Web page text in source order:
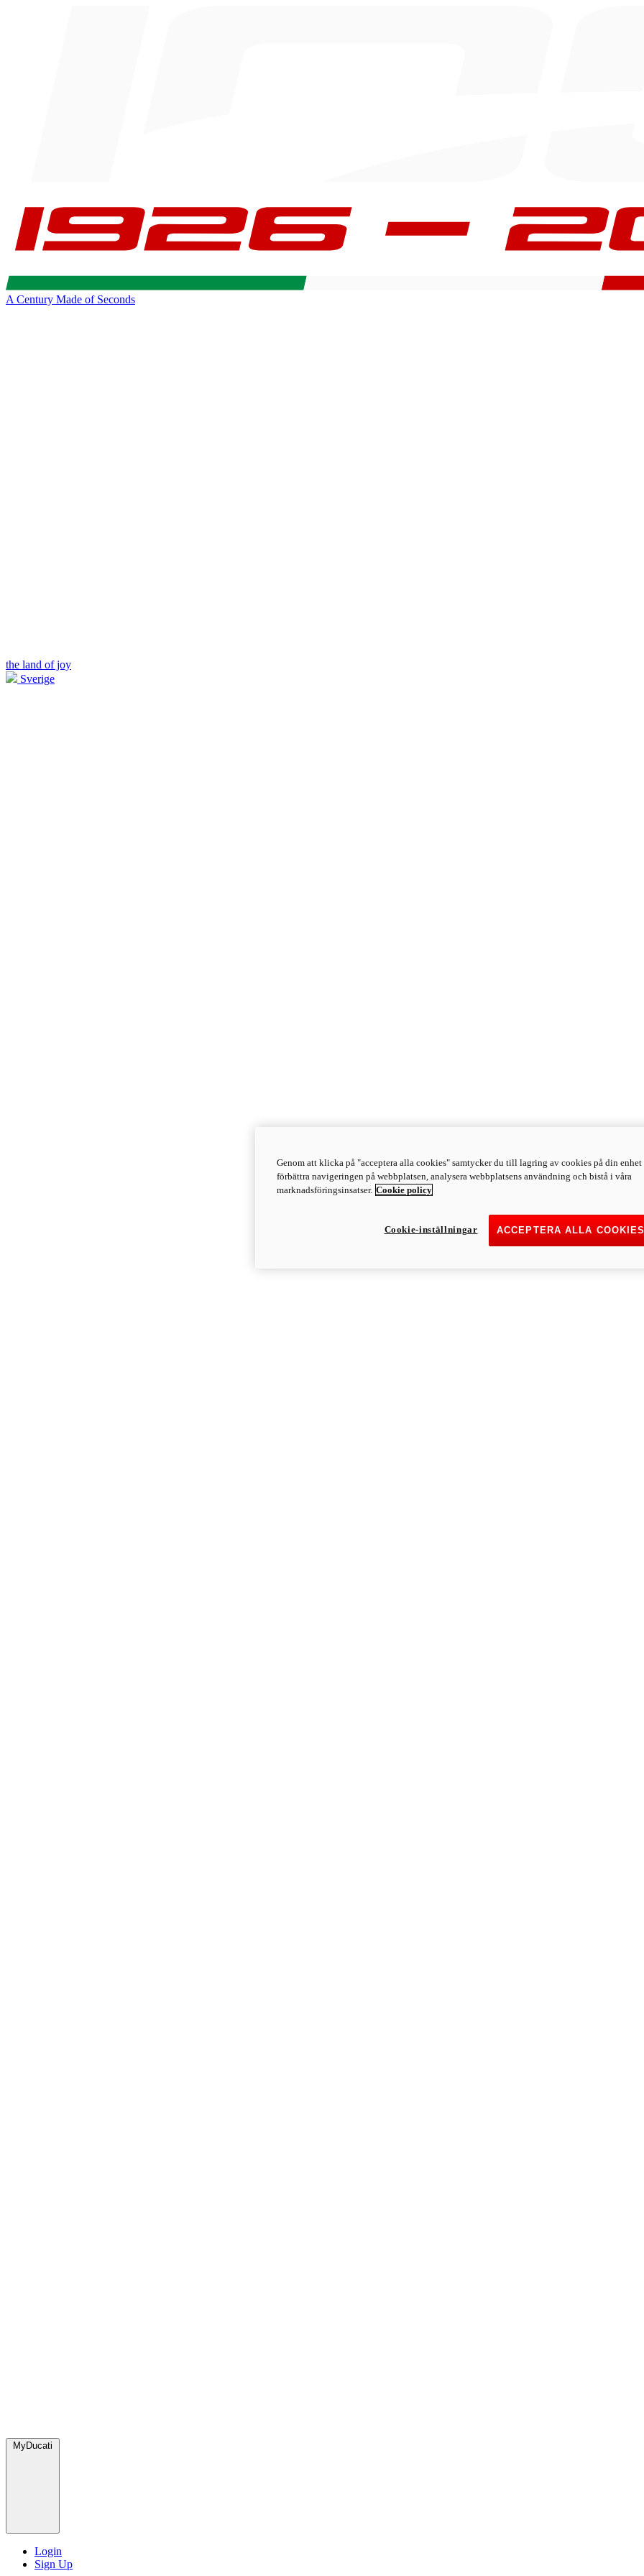
A Century Made of Seconds
the land of joy
Sverige
MyDucati
Login
Sign Up
Genom att klicka på "acceptera alla cookies" samtycker du till lagring av cookies på din enhet
förbättra navigeringen på webbplatsen, analysera webbplatsens användning och bistå i våra
marknadsföringsinsatser. Cookie policy
ACCEPTERA ALLA COOKIES
Cookie-inställningar